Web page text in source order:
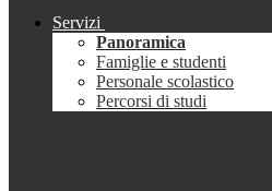
Servizi
Panoramica
Famiglie e studenti
Personale scolastico
Percorsi di studi